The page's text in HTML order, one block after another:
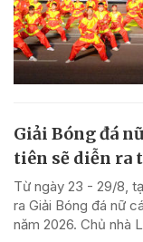
Giải Bóng đá
tiên sẽ diễn ra
Từ ngày 23 - 29/8,
ra Giải Bóng đá nữ
năm 2026. Chủ nhà